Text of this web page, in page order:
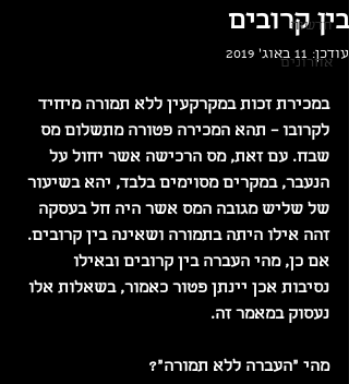
חדשות
אחרונים
בין קרובים
עודכן:11 באוג׳ 2019
במכירת זכות במקרקעין ללא תמורה מיחיד
לקרובו – תהא המכירה פטורה מתשלום מס
שבח. עם זאת, מס הרכישה אשר יחול על
הנעבר, במקרים מסוימים בלבד, יהא בשיעור
של שליש מגובה המס אשר היה חל בעסקה
זהה אילו היתה בתמורה ושאינה בין קרובים.
אם כן, מהי העברה בין קרובים ובאילו
נסיבות אכן יינתן פטור כאמור, בשאלות אלו
נעסוק במאמר זה.
מהי "העברה ללא תמורה"?